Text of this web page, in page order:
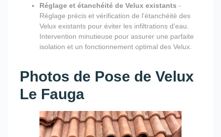
Réglage et étanchéité de Velux existants -
Réglage précis et vérification de l'étanchéité des
Velux existants pour éviter les infiltrations d'eau.
Intervention minutieuse pour assurer une parfaite
isolation et un fonctionnement optimal des Velux.
Photos de Pose de Velux
Le Fauga